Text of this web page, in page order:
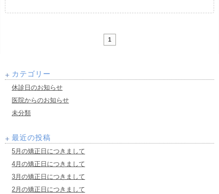
1
カテゴリー
休診日のお知らせ
医院からのお知らせ
未分類
最近の投稿
5月の矯正日につきまして
4月の矯正日につきまして
3月の矯正日につきまして
2月の矯正日につきまして